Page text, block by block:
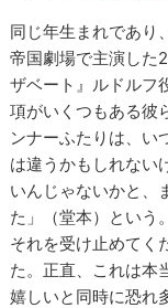
同じ年生まれであり
帝国劇場で主演した
ザベート』ルドルフ
項がいくつもある彼
ンナーふたりは、い
は違うかもしれない
いんじゃないかと、
た」（堂本）という
それを受け止めてく
た。正直、これは本
嬉しいと同時に恐れ